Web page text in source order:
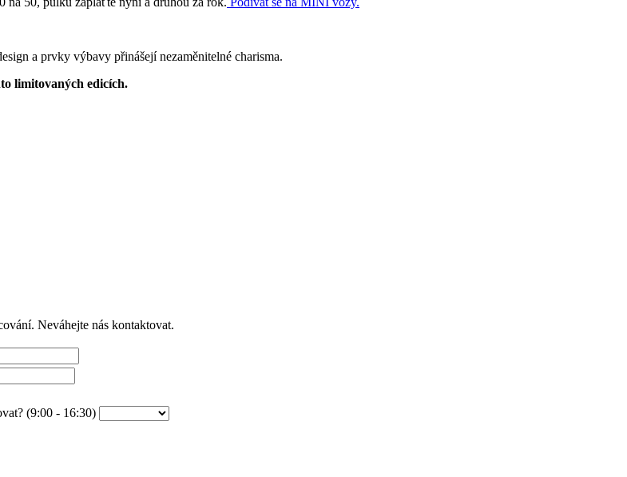
a prvky výbavy přinášejí nezaměnitelné charisma.
limitovaných edicích.
Neváhejte nás kontaktovat.
(9:00 - 16:30)